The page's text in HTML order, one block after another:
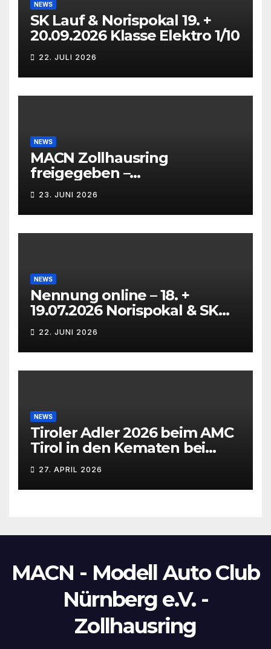
NEWS
SK Lauf & Norispokal 19. +
20.09.2026 Klasse Elektro 1/10
22. JULI 2026
NEWS
MACN Zollhausring
freigegeben –
Eichenpräzissionsspinner
Befall beseitigt –
23. JUNI 2026
NEWS
Nennung online – 18. +
19.07.2026 Norispokal & SK
Lauf VG + EG
22. JUNI 2026
NEWS
Tiroler Adler 2026 beim AMC
Tirol in den Kematen bei
Innsbruck
27. APRIL 2026
MACN - Modell Auto Club
Nürnberg e.V. -
Zollhausring